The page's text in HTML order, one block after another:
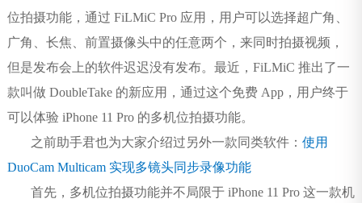
位拍摄功能，通过 FiLMiC Pro 应用，用户可以选择超广角、
广角、长焦、前置摄像头中的任意两个，来同时拍摄视频，
但是发布会上的软件迟迟没有发布。最近，FiLMiC 推出了一
款叫做 DoubleTake 的新应用，通过这个免费 App，用户终于
可以体验 iPhone 11 Pro 的多机位拍摄功能。
之前助手君也为大家介绍过另外一款同类软件： 使用
DuoCam Multicam 实现多镜头同步录像功能
首先，多机位拍摄功能并不局限于 iPhone 11 Pro 这一款机